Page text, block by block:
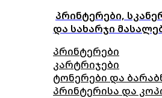
პრინტერები,
და სახარჯი
პრინტერები
კარტრიჯები
ტონერები და
პრინტერისა და